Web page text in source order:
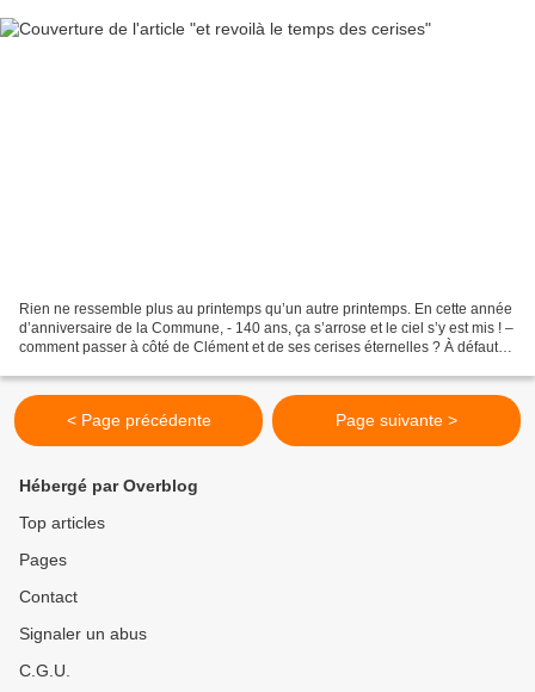
Rien ne ressemble plus au printemps qu’un autre printemps. En cette année
d’anniversaire de la Commune, - 140 ans, ça s’arrose et le ciel s’y est mis ! –
comment passer à côté de Clément et de ses cerises éternelles ? À défaut
< Page précédente Page suivante >
Hébergé par Overblog
Top articles
Pages
Contact
Signaler un abus
C.G.U.